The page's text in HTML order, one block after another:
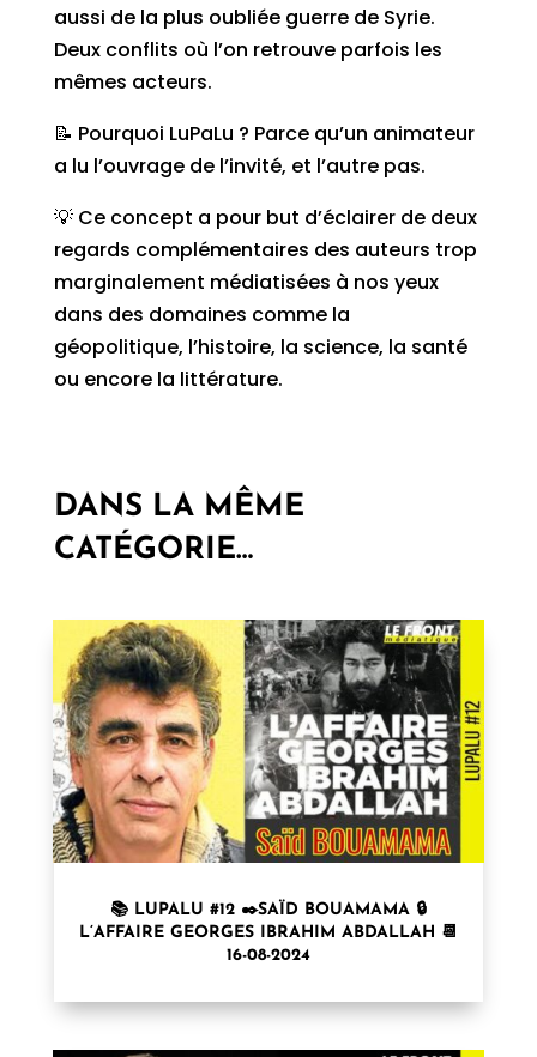
aussi de la plus oubliée guerre de Syrie.
Deux conflits où l’on retrouve parfois les
mêmes acteurs.
📝 Pourquoi LuPaLu ? Parce qu’un animateur
a lu l’ouvrage de l’invité, et l’autre pas.
💡 Ce concept a pour but d’éclairer de deux
regards complémentaires des auteurs trop
marginalement médiatisées à nos yeux
dans des domaines comme la
géopolitique, l’histoire, la science, la santé
ou encore la littérature.
DANS LA MÊME
CATÉGORIE…
📚 LUPALU #12 ✒️SAÏD BOUAMAMA 🔒
L’AFFAIRE GEORGES IBRAHIM ABDALLAH 📆
16-08-2024